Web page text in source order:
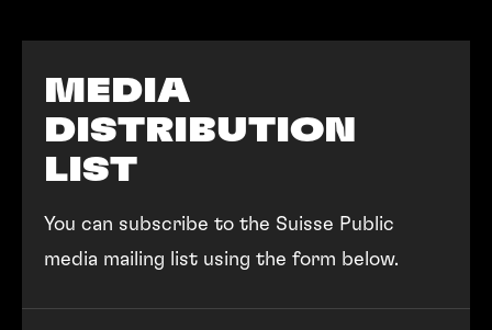
MEDIA
DISTRIBUTION
LIST
You can subscribe to the Suisse Public
media mailing list using the form below.